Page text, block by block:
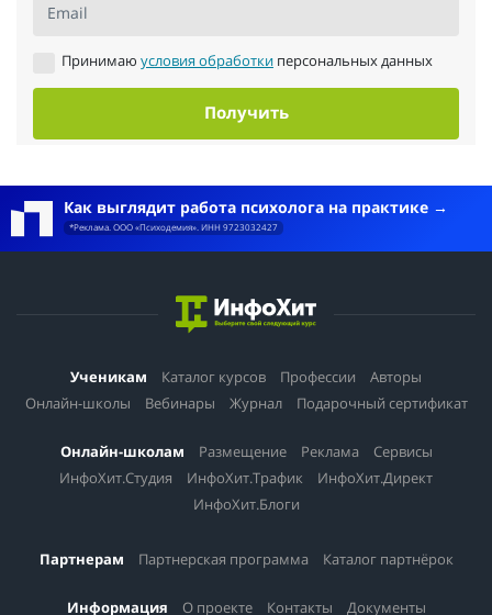
Email
Принимаю условия обработки персональных данных
Получить
Как выглядит работа психолога на практике
*Реклама. ООО «Психодемия». ИНН 9723032427
Ученикам Каталог курсов Профессии
Авторы
Онлайн-школы
Вебинары Журнал Подарочный сертификат
Онлайн-школам Размещение Реклама
Сервисы
ИнфоХит.Студия
ИнфоХит.Трафик
ИнфоХит.Директ
ИнфоХит.Блоги
Партнерам Партнерская программа Каталог партнёрок
Информация О проекте Контакты Документы